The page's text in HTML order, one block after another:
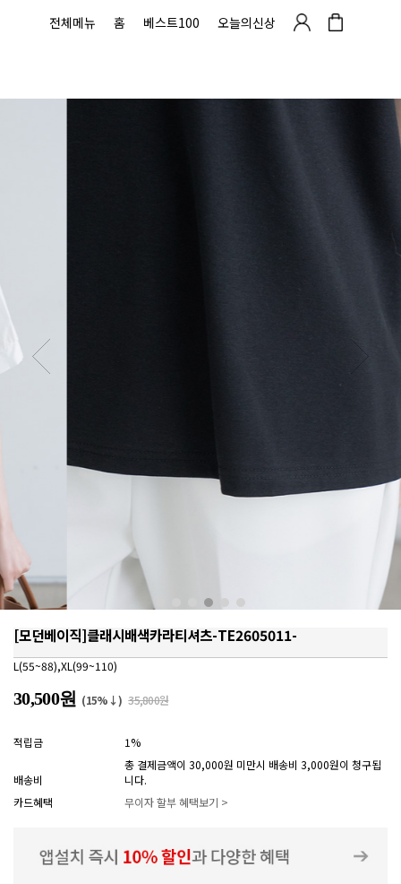
전체메뉴 홈 베스트100 오늘의신상
[모던베이직]클래시배색카라티셔츠-TE2605011-
L(55~88),XL(99~110)
30,500원 (15%↓) 35,800원
적립금 1%
배송비
총 결제금액이 30,000원 미만시 배송비 3,000원이 청구됩
니다.
카드혜택
무이자 할부 혜택보기 >